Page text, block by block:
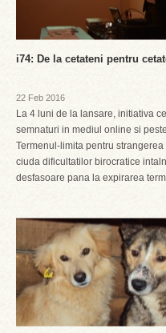
i74: De la cetateni pentru
22 Feb 2016
La 4 luni de la lansare, initiativa
semnaturi in mediul online si
Termenul-limita pentru
ciuda dificultatilor birocratice
desfasoare pana la expirarea